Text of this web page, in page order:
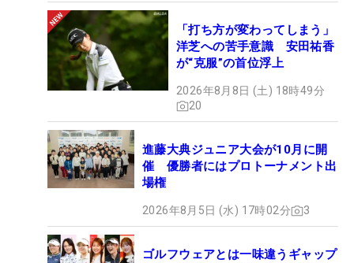
「打ち方が変わってしまう」
洋芝への苦手意識 安田祐香
が“克服”の首位浮上
2026年8月8日 (土) 18時49分
20
進藤大典ジュニア大会が10月に開
催 優勝者にはプロトーナメント出
場権
2026年8月5日 (水) 17時02分 3
ゴルフウェアとは一味違うギャップ